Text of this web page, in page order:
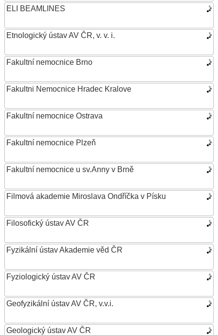
ELI BEAMLINES
Etnologický ústav AV ČR, v. v. i.
Fakultní nemocnice Brno
Fakultni Nemocnice Hradec Kralove
Fakultní nemocnice Ostrava
Fakultní nemocnice Plzeň
Fakultní nemocnice u sv.Anny v Brně
Filmová akademie Miroslava Ondříčka v Písku
Filosofický ústav AV ČR
Fyzikální ústav Akademie věd ČR
Fyziologický ústav AV ČR
Geofyzikální ústav AV ČR, v.v.i.
Geologický ústav AV ČR